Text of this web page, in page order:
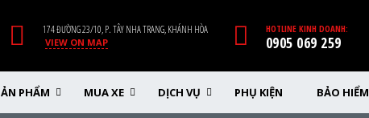
HOTLINE KINH DOANH:
0905 069 259
174 ĐƯỜNG 23/10, P. TÂY NHA TRANG, KHÁNH HÒA
VIEW ON MAP
PHẨM MUA XE DỊCH VỤ PHỤ KIỆN BẢO HIỂM